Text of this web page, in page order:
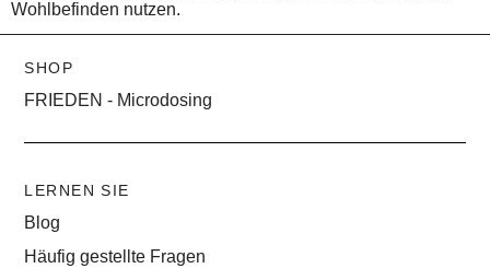
Wohlbefinden nutzen.
SHOP
FRIEDEN - Microdosing
LERNEN SIE
Blog
Häufig gestellte Fragen